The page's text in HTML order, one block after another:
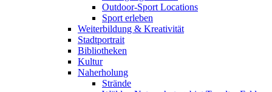
Outdoor-Sport Locations
Sport erleben
Weiterbildung & Kreativität
Stadtportrait
Bibliotheken
Kultur
Naherholung
Strände